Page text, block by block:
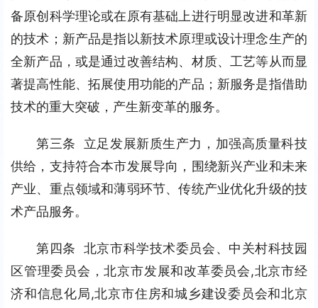
备原创科学理论或在原有基础上进行明显改进和革新
的技术；新产品是指以新技术原理或设计理念生产的
全新产品，或是通过改善结构、材质、工艺等从而显
著提高性能、拓展使用功能的产品；新服务是指借助
技术的重大突破，产生新变革的服务。
第三条  立足发展新质生产力，加强高质量科技
供给，支持符合本市发展导向，围绕新兴产业和未来
产业、重点领域和薄弱环节、传统产业优化升级的技
术产品服务。
第四条  北京市科学技术委员会、中关村科技园
区管理委员会，北京市发展和改革委员会,北京市经
济和信息化局,北京市住房和城乡建设委员会和北京